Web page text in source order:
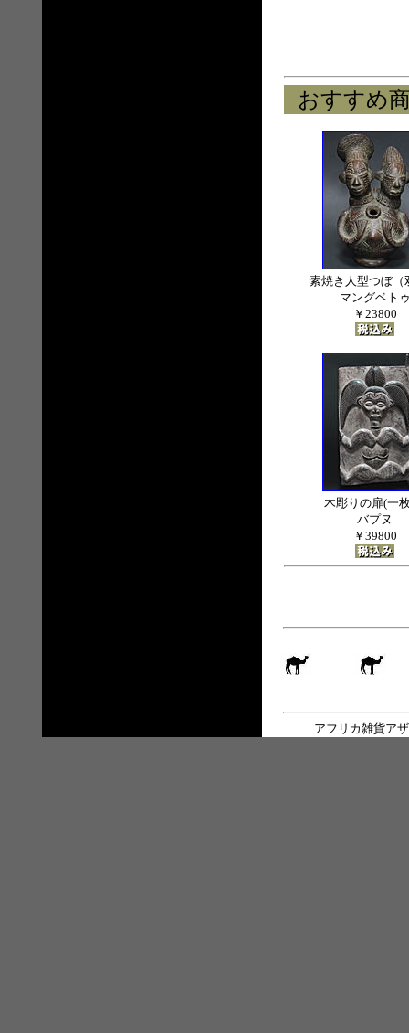
おすすめ
素焼き人型つぼ（
マングベト
￥23800
木彫りの扉(一
バプヌ
￥39800
アフリカ雑貨ア